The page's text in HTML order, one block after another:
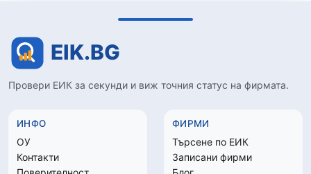
Провери ЕИК за секунди и виж точния статус на фирмата.
ИНФО
ОУ
Контакти
ФИРМИ
Търсене по ЕИК
Записани фирми